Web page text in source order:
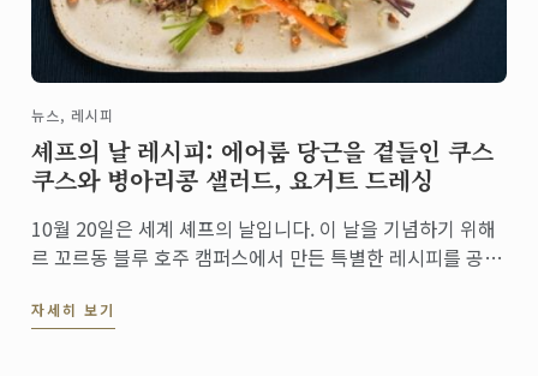
뉴스, 레시피
셰프의 날 레시피: 에어룸 당근을 곁들인 쿠스
쿠스와 병아리콩 샐러드, 요거트 드레싱
10월 20일은 세계 셰프의 날입니다. 이 날을 기념하기 위해
르 꼬르동 블루 호주 캠퍼스에서 만든 특별한 레시피를 공개
재발견함으로써 우리가 무궁무진한 요리의 세계에서 영양이
자세히 보기